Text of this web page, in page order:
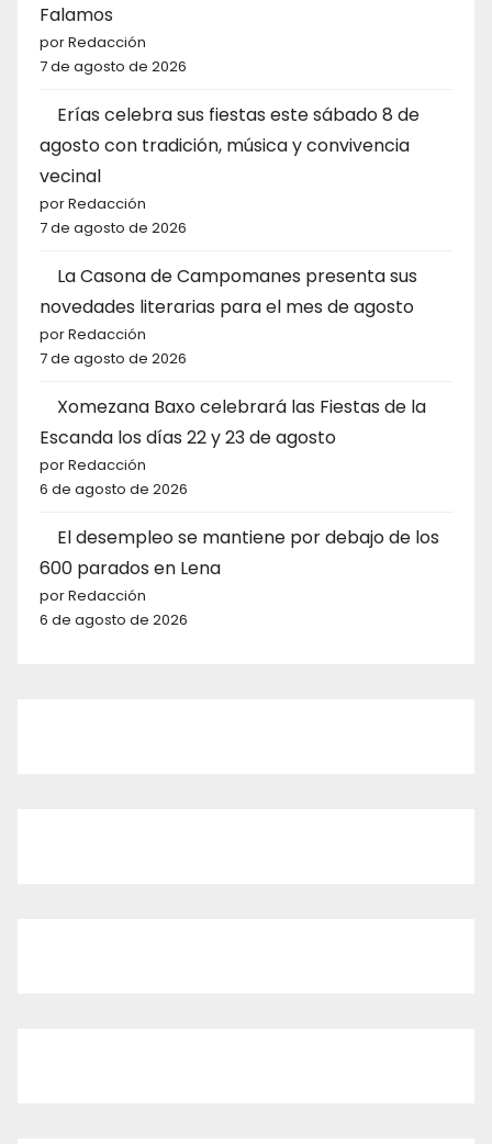
Falamos
por Redacción
7 de agosto de 2026
Erías celebra sus fiestas este sábado 8 de
agosto con tradición, música y convivencia
vecinal
por Redacción
7 de agosto de 2026
La Casona de Campomanes presenta sus
novedades literarias para el mes de agosto
por Redacción
7 de agosto de 2026
Xomezana Baxo celebrará las Fiestas de la
Escanda los días 22 y 23 de agosto
por Redacción
6 de agosto de 2026
El desempleo se mantiene por debajo de los
600 parados en Lena
por Redacción
6 de agosto de 2026